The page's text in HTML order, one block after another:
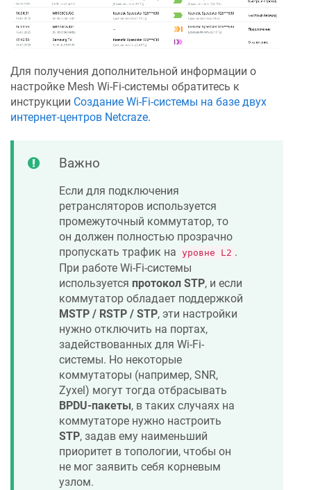
Для получения дополнительной информации о
настройке Mesh Wi-Fi-системы обратитесь к
инструкции Создание Wi-Fi-системы на базе двух
интернет-центров Netcraze.
Важно
Если для подключения
ретрансляторов используется
промежуточный коммутатор, то
он должен полностью прозрачно
пропускать трафик на уровне L2 .
При работе Wi-Fi-системы
используется протокол STP, и если
коммутатор обладает поддержкой
MSTP / RSTP / STP, эти настройки
нужно отключить на портах,
задействованных для Wi-Fi-
системы. Но некоторые
коммутаторы (например, SNR,
Zyxel) могут тогда отбрасывать
BPDU-пакеты, в таких случаях на
коммутаторе нужно настроить
STP, задав ему наименьший
приоритет в топологии, чтобы он
не мог заявить себя корневым
узлом.